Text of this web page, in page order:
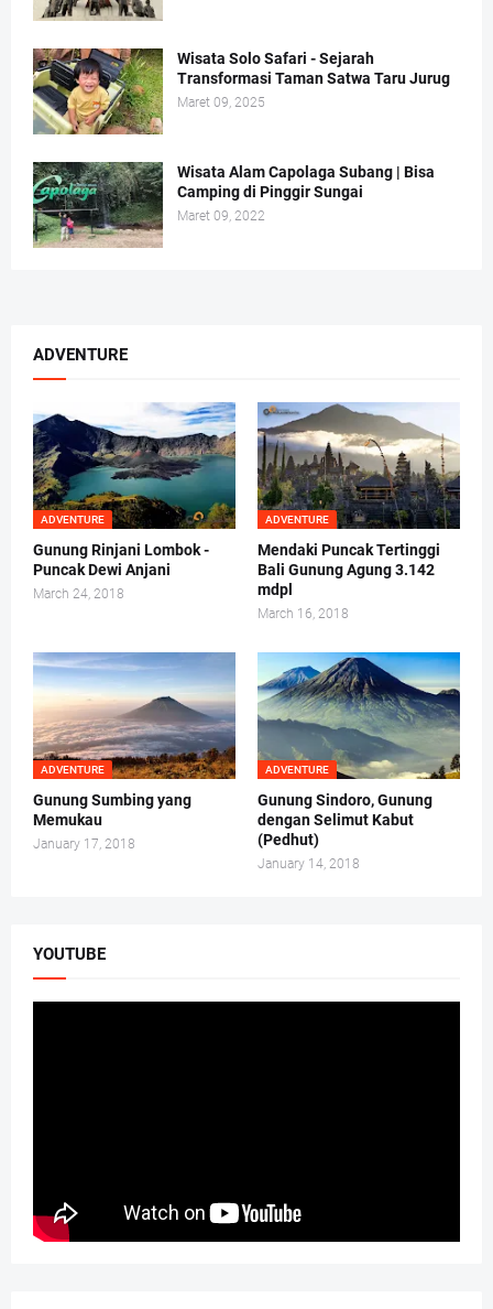
Wisata Solo Safari - Sejarah
Transformasi Taman Satwa Taru Jurug
Maret 09, 2025
Wisata Alam Capolaga Subang | Bisa
Camping di Pinggir Sungai
Maret 09, 2022
ADVENTURE
ADVENTURE
Gunung Rinjani Lombok -
Puncak Dewi Anjani
March 24, 2018
ADVENTURE
Mendaki Puncak Tertinggi
Bali Gunung Agung 3.142
mdpl
March 16, 2018
ADVENTURE
Gunung Sumbing yang
Memukau
January 17, 2018
ADVENTURE
Gunung Sindoro, Gunung
dengan Selimut Kabut
(Pedhut)
January 14, 2018
YOUTUBE